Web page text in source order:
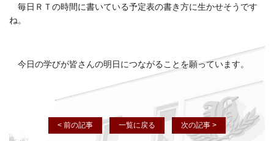
毎日ＲＴの時間に書いている予定表の書き方に生かせそうです
ね。
今日の学びが皆さんの明日につながることを願っています。
< 前の記事 一覧に戻る 次の記事 >